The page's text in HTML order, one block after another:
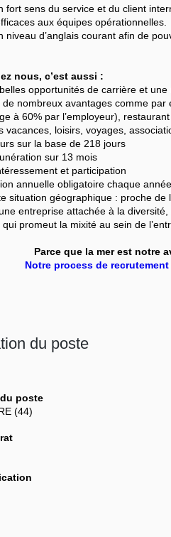
fort sens du service et du client
aux équipes opérationnelles.
niveau d’anglais courant afin de
nous, c’est aussi :
opportunités de carrière et une
nombreux avantages comme par
à 60% par l’employeur),
vacances, loisirs, voyages,
sur la base de 218 jours
sur 13 mois
et participation
annuelle obligatoire chaque année
géographique : proche de
entreprise attachée à la diversité,
qui promeut la mixité au sein de
Parce que la mer est notre
Notre process de
du poste
poste
(44)